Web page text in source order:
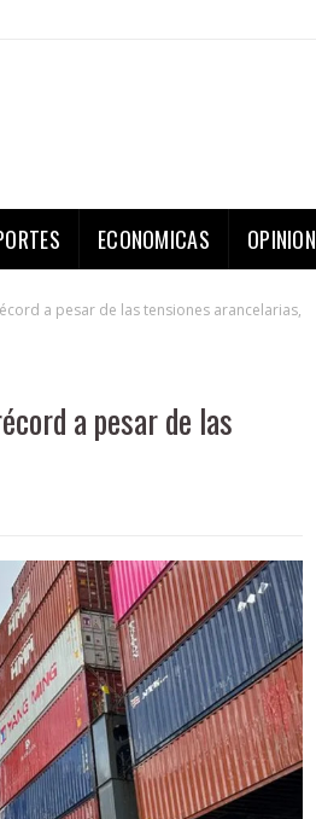
ECONOMICAS OPINION
a pesar de las tensiones arancelarias,
a pesar de las